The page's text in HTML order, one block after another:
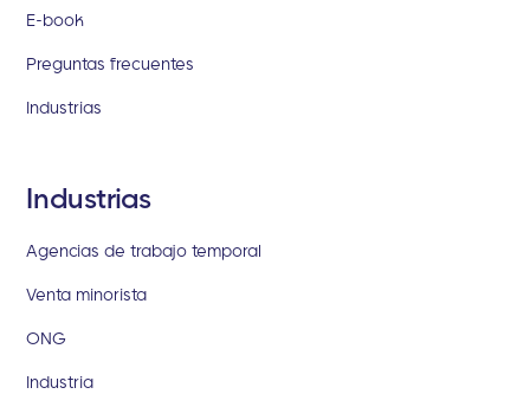
E-book
Preguntas frecuentes
Industrias
Industrias
Agencias de trabajo temporal
Venta minorista
ONG
Industria